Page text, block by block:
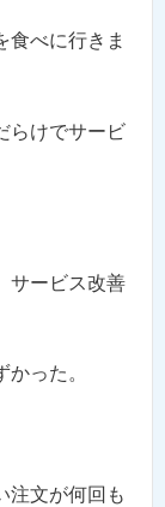
食べに行きま
らけでサービ
サービス改善
った。
注文が何回も